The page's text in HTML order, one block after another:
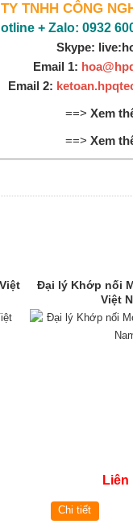
TNHH CÔNG
+ Zalo: 0932
Skype:
Email 1:
Email 2:
==> Xem
==> Xem
Đại lý Khớp nối
Việt
Liên
Chi tiết